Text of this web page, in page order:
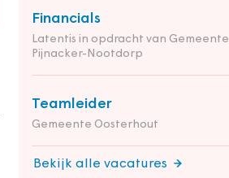
Financials
Latentis in opdracht van Gemeente
Pijnacker-Nootdorp
Teamleider
Gemeente Oosterhout
Bekijk alle vacatures